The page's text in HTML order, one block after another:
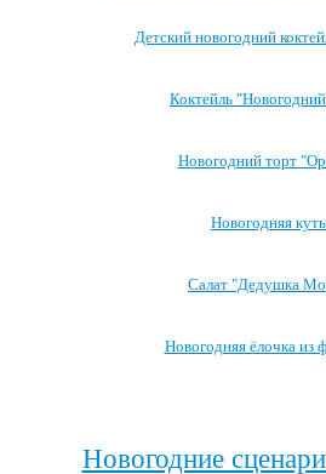
Детский новогодний
Коктейль
Новогодний торт
Новогодняя
Салат "Дедушка
Новогодняя ёлочка из
Новогодние